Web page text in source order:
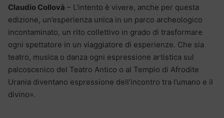
Claudio Collovà – L’intento è vivere, anche per questa
edizione, un’esperienza unica in un parco archeologico
incontaminato, un rito collettivo in grado di trasformare
ogni spettatore in un viaggiatore di esperienze. Che sia
teatro, musica o danza ogni espressione artistica sul
palcoscenico del Teatro Antico o al Tempio di Afrodite
Urania diventano espressione dell’incontro tra l’umano e il
divino».